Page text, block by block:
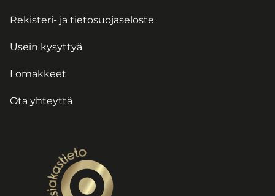
Rekisteri- ja tietosuojaseloste
Usein kysyttyä
Lomakkeet
Ota yhteyttä